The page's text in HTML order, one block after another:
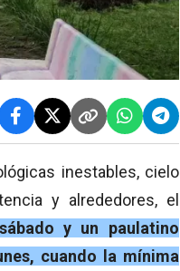
inestables, cielo
y alrededores, el
y un paulatino
cuando la mínima